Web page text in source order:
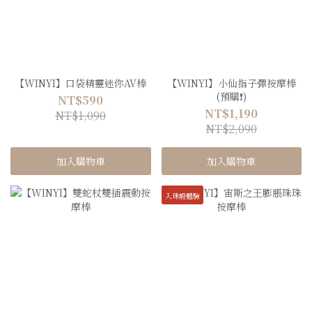
【WINYI】口袋精靈迷你AV棒
NT$590
NT$1,090
加入購物車
【WINYI】小仙指子彈按摩棒
(預購❗️)
NT$1,190
NT$2,090
加入購物車
入珠般體驗